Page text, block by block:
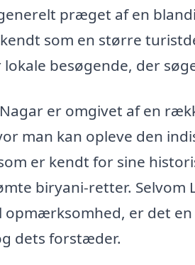
præget af en
som en større
besøgende, der
er omgivet af en
man kan opleve den
er kendt for sine
biryani-retter. Selvom
er det
dets forstæder.